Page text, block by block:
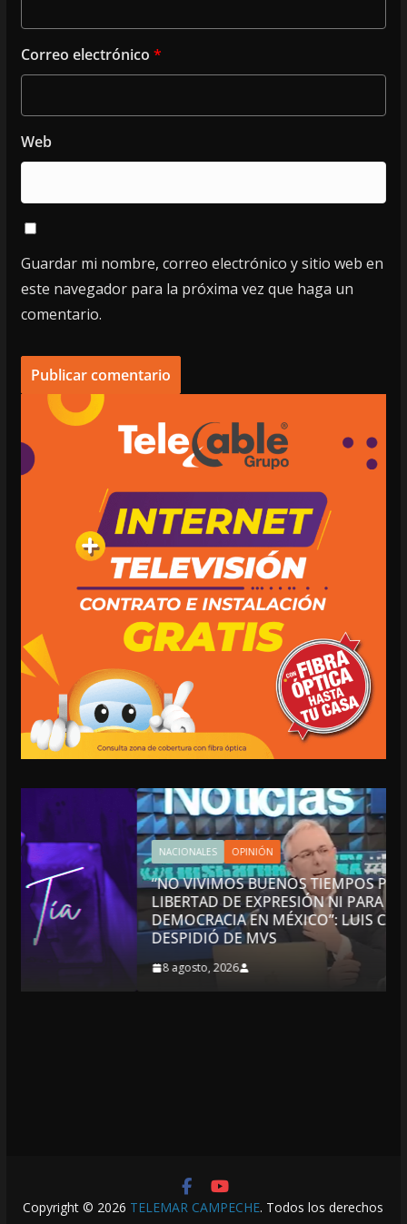
Correo electrónico *
Web
Guardar mi nombre, correo electrónico y sitio web en
este navegador para la próxima vez que haga un
comentario.
NACIONALES OPINIÓN
“NO VIVIMOS BUENOS TIEMPOS PARA LA
LIBERTAD DE EXPRESIÓN NI PARA LA
DEMOCRACIA EN MÉXICO”: LUIS CÁRDENAS; SE
DESPIDIÓ DE MVS
8 agosto, 2026
Copyright © 2026 TELEMAR CAMPECHE. Todos los derechos